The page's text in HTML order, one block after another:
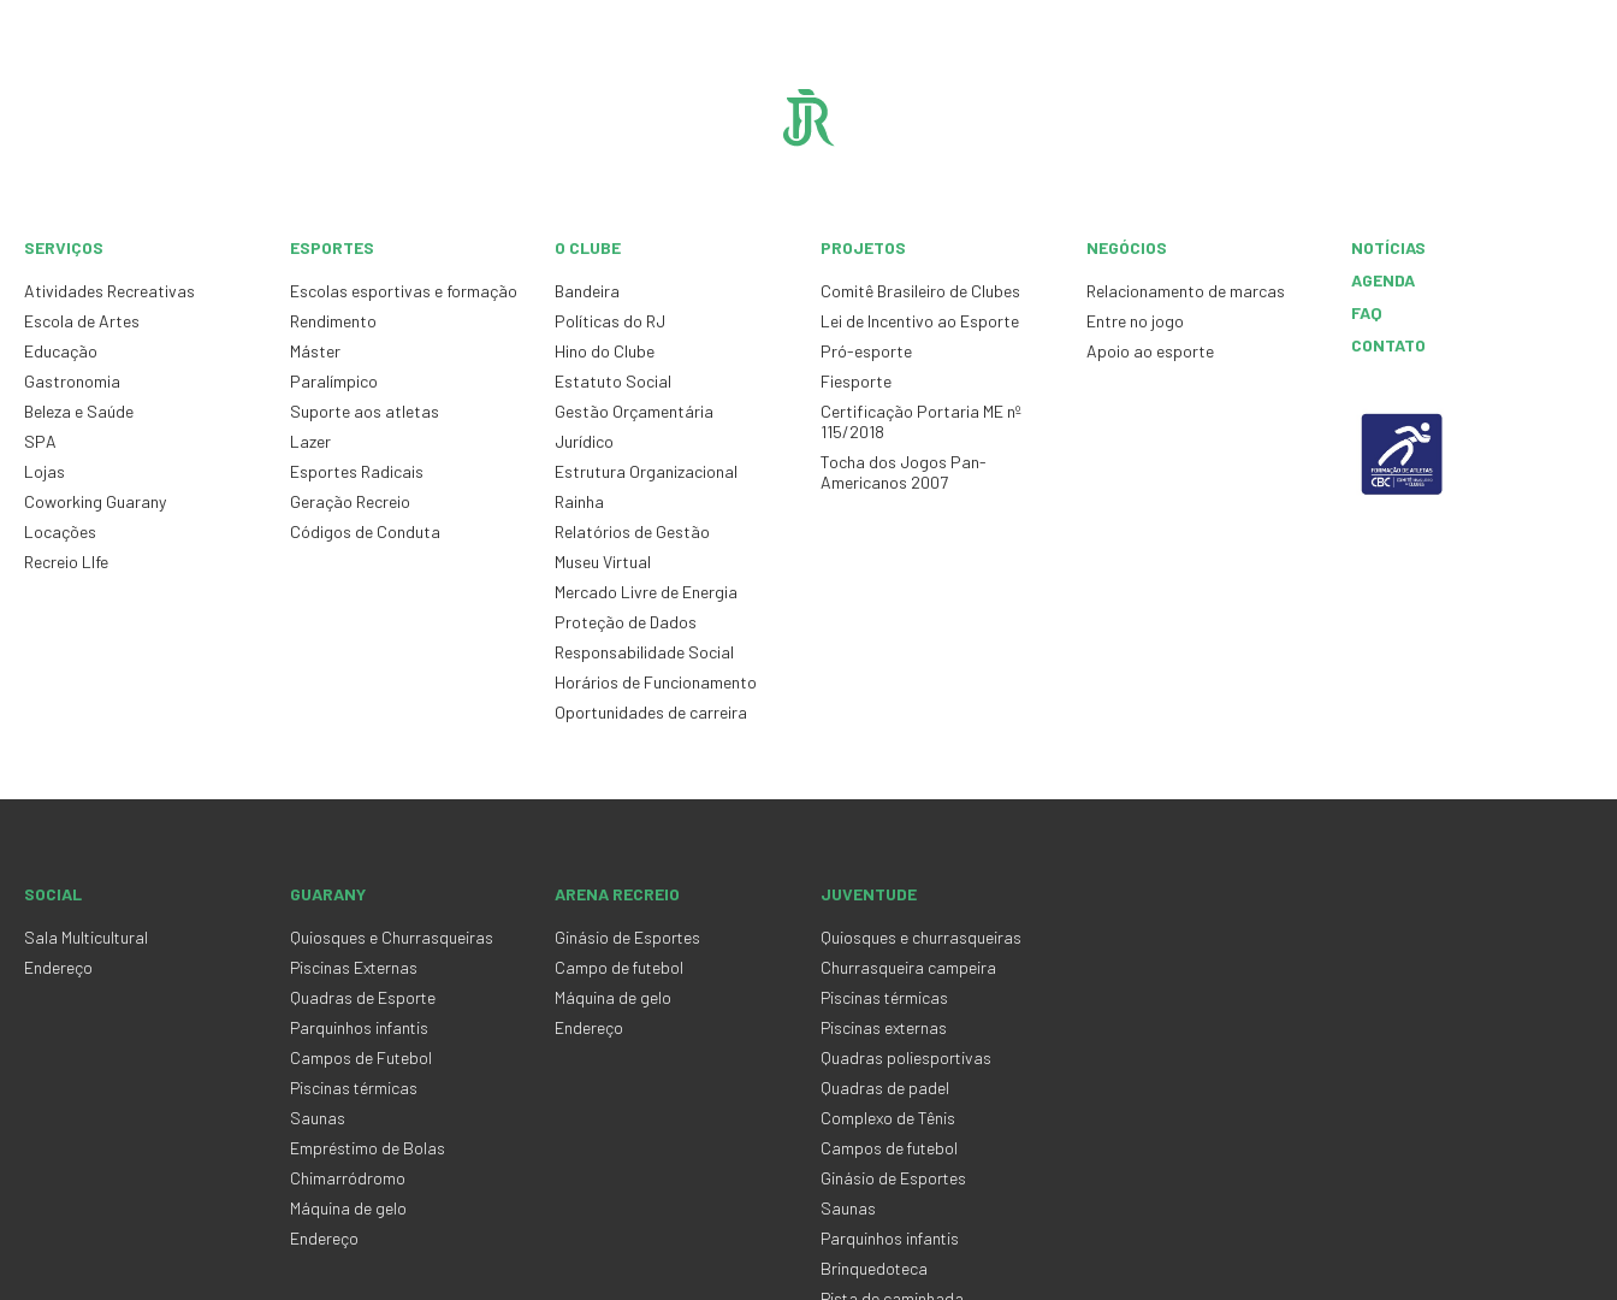
SERVIÇOS
Atividades Recreativas
Escola de Artes
Educação
Gastronomia
Beleza e Saúde
SPA
Lojas
Coworking Guarany
Locações
Recreio LIfe
ESPORTES
Escolas esportivas e formação
Rendimento
Máster
Paralímpico
Suporte aos atletas
Lazer
Esportes Radicais
Geração Recreio
Códigos de Conduta
O CLUBE
Bandeira
Políticas do RJ
Hino do Clube
Estatuto Social
Gestão Orçamentária
Jurídico
Estrutura Organizacional
Rainha
Relatórios de Gestão
Museu Virtual
Mercado Livre de Energia
Proteção de Dados
Responsabilidade Social
Horários de Funcionamento
Oportunidades de carreira
PROJETOS
Comitê Brasileiro de Clubes
Lei de Incentivo ao Esporte
Pró-esporte
Fiesporte
Certificação Portaria ME nº
115/2018
Tocha dos Jogos Pan-
Americanos 2007
NEGÓCIOS
Relacionamento de marcas
Entre no jogo
Apoio ao esporte
NOTÍCIAS
AGENDA
FAQ
CONTATO
SOCIAL
Sala Multicultural
Endereço
GUARANY
Quiosques e Churrasqueiras
Piscinas Externas
Quadras de Esporte
Parquinhos infantis
Campos de Futebol
Piscinas térmicas
Saunas
Empréstimo de Bolas
Chimarródromo
Máquina de gelo
Endereço
ARENA RECREIO
Ginásio de Esportes
Campo de futebol
Máquina de gelo
Endereço
JUVENTUDE
Quiosques e churrasqueiras
Churrasqueira campeira
Piscinas térmicas
Piscinas externas
Quadras poliesportivas
Quadras de padel
Complexo de Tênis
Campos de futebol
Ginásio de Esportes
Saunas
Parquinhos infantis
Brinquedoteca